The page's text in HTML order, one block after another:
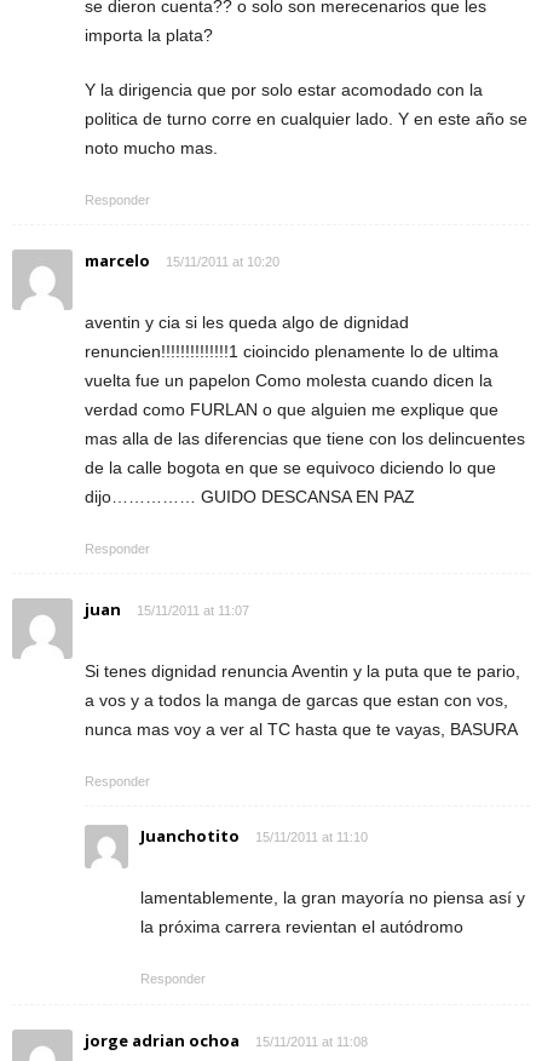
se dieron cuenta?? o solo son merecenarios que les
importa la plata?
Y la dirigencia que por solo estar acomodado con la
politica de turno corre en cualquier lado. Y en este año se
noto mucho mas.
Responder
marcelo 15/11/2011 at 10:20
aventin y cia si les queda algo de dignidad
renuncien!!!!!!!!!!!!!!1 cioincido plenamente lo de ultima
vuelta fue un papelon Como molesta cuando dicen la
verdad como FURLAN o que alguien me explique que
mas alla de las diferencias que tiene con los delincuentes
de la calle bogota en que se equivoco diciendo lo que
dijo…………… GUIDO DESCANSA EN PAZ
Responder
juan 15/11/2011 at 11:07
Si tenes dignidad renuncia Aventin y la puta que te pario,
a vos y a todos la manga de garcas que estan con vos,
nunca mas voy a ver al TC hasta que te vayas, BASURA
Responder
Juanchotito 15/11/2011 at 11:10
lamentablemente, la gran mayoría no piensa así y
la próxima carrera revientan el autódromo
Responder
jorge adrian ochoa 15/11/2011 at 11:08